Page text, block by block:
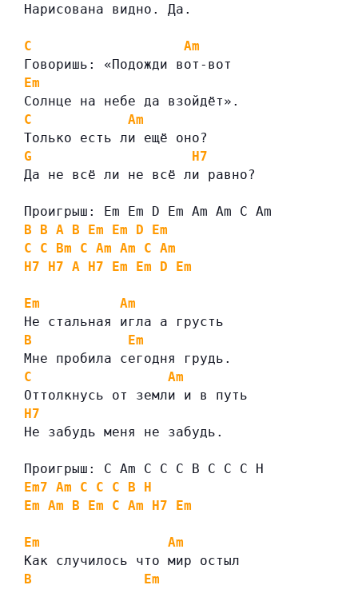
Нарисована видно. Да.
C
Am
Говоришь: «Подожди вот-вот
Em
Солнце на небе да взойдёт».
C
Am
Только есть ли ещё оно?
G
H7
Да не всё ли не всё ли равно?
Проигрыш: Em Em D Em Am Am C Am
B
B A B Em Em D
Em
C
C Bm C Am Am C Am
H7
H7 A H7 Em Em D Em
Em
Am
Не стальная игла а грусть
B
Em
Мне пробила сегодня грудь.
C
Am
Оттолкнусь от земли и в путь
H7
Не забудь меня не забудь.
Проигрыш: C Am C C C B C C C H
Em7 Am C C C B
H
Em Am B Em C Am H7 Em
Em
Am
Как случилось что мир остыл
B
Em